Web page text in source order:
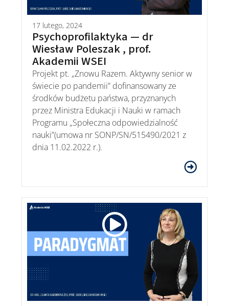
17 lutego, 2024
Psychoprofilaktyka — dr
Wiesław Poleszak , prof.
Akademii WSEI
Projekt pt. „Znowu Razem. Aktywny senior w
świecie po pandemii” dofinansowany ze
środków budżetu państwa, przyznanych
przez Ministra Edukacji i Nauki w ramach
Programu „Społeczna odpowiedzialność
nauki”(umowa nr SONP/SN/515490/2021 z
dnia 11.02.2022 r.).